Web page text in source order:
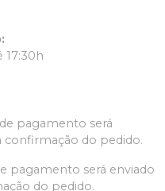
:
17:30h
pagamento será
do pedido.
pagamento será enviado
do pedido.